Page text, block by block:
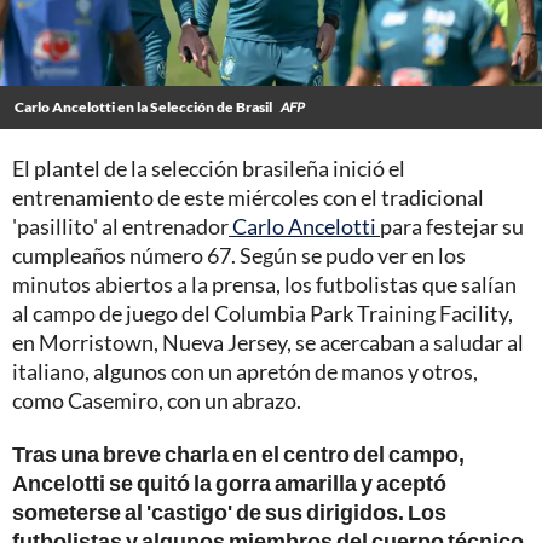
Carlo Ancelotti en la Selección de Brasil AFP
El plantel de la selección brasileña inició el
entrenamiento de este miércoles con el tradicional
'pasillito' al entrenadorCarlo Ancelotti para festejar su
cumpleaños número 67. Según se pudo ver en los
minutos abiertos a la prensa, los futbolistas que salían
al campo de juego del Columbia Park Training Facility,
en Morristown, Nueva Jersey, se acercaban a saludar al
italiano, algunos con un apretón de manos y otros,
como Casemiro, con un abrazo.
Tras una breve charla en el centro del campo,
Ancelotti se quitó la gorra amarilla y aceptó
someterse al 'castigo' de sus dirigidos. Los